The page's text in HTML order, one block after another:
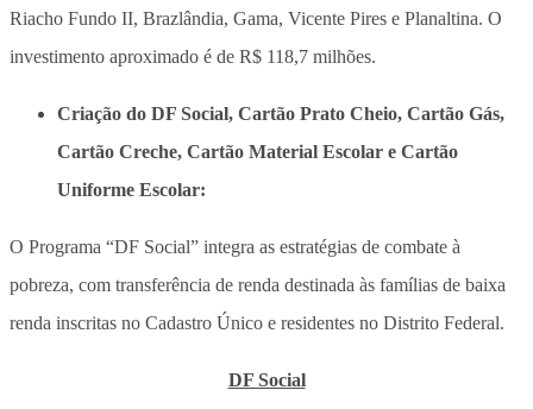
Riacho Fundo II, Brazlândia, Gama, Vicente Pires e Planaltina. O
investimento aproximado é de R$ 118,7 milhões.
Criação do DF Social, Cartão Prato Cheio, Cartão Gás,
Cartão Creche, Cartão Material Escolar e Cartão
Uniforme Escolar:
O Programa “DF Social” integra as estratégias de combate à
pobreza, com transferência de renda destinada às famílias de baixa
renda inscritas no Cadastro Único e residentes no Distrito Federal.
DF Social